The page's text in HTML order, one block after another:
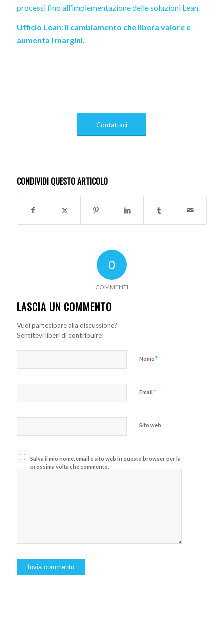
processi fino all’implementazione delle soluzioni Lean.
Ufficio Lean: il cambiamento che libera valore e
aumenta i margini.
Contattaci
CONDIVIDI QUESTO ARTICOLO
0
COMMENTI
LASCIA UN COMMENTO
Vuoi partecipare alla discussione?
Sentitevi liberi di contribuire!
Nome*
Email *
Sito web
Salva il mio nome, email e sito web in questo browser per la
prossima volta che commento.